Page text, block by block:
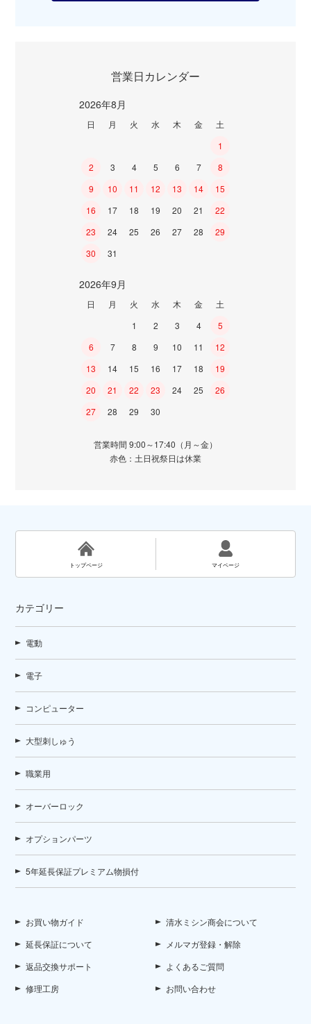
営業日カレンダー
2026年8月
日 月 火 水 木 金
土
1
2
3 4 5 6 7
8
9
10 11 12 13 14
15
16
17 18 19 20 21
22
23
24 25 26 27 28
29
30
31
2026年9月
日 月 火 水 木 金
土
1
2 3 4
5
6
7 8 9 10 11
12
13
14 15 16 17 18
19
20
21 22 23 24 25
26
27
28 29 30
営業時間 9:00～17:40（月～金）
赤色：土日祝祭日は休業
トップページ マイページ
カテゴリー
電動
電子
コンピューター
大型刺しゅう
職業用
オーバーロック
オプションパーツ
5年延長保証プレミアム物損付
お買い物ガイド
延長保証について
返品交換サポート
修理工房
清水ミシン商会について
メルマガ登録・解除
よくあるご質問
お問い合わせ